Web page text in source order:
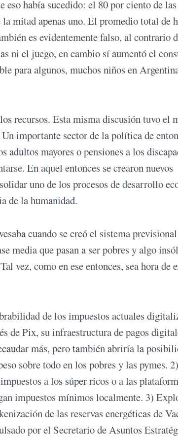
había sucedido: el 80 por ciento de las
mitad apenas uno. El promedio total de
es evidentemente falso, al contrario
ni el juego, en cambio sí aumentó el
para algunos, muchos niños en
recursos. Esta misma discusión tuvo el
importante sector de la política de
adultos mayores o pensiones a los
En aquel entonces se crearon nuevos
uno de los procesos de desarrollo
de la humanidad.
cuando se creó el sistema
media que pasan a ser pobres y algo
vez, como en ese entonces, sea hora de
de los impuestos actuales
de Pix, su infraestructura de pagos
más, pero también abriría la
sobre todo en los pobres y las pymes. 2)
a los súper ricos o a las
impuestos mínimos localmente. 3)
de las reservas energéticas de
por el Secretario de Asuntos